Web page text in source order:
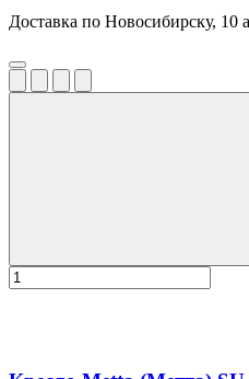
Доставка по Новосибирску, 10